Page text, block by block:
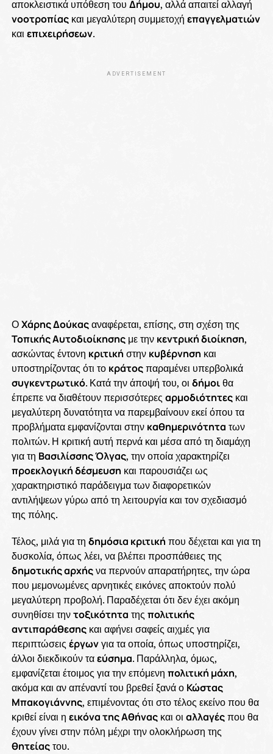
αποκλειστικά υπόθεση του Δήμου, αλλά απαιτεί αλλαγή
νοοτροπίαςκαι μεγαλύτερη συμμετοχή επαγγελματιών
και επιχειρήσεων.
ADVERTISEMENT
ΟΧάρης Δούκαςαναφέρεται, επίσης, στη σχέση της
Τοπικής Αυτοδιοίκησηςμε την κεντρική διοίκηση,
ασκώντας έντονη κριτική στην κυβέρνηση και
υποστηρίζοντας ότι το κράτοςπαραμένει υπερβολικά
συγκεντρωτικό. Κατά την άποψή του, οι δήμοιθα
έπρεπε να διαθέτουν περισσότερες αρμοδιότητεςκαι
μεγαλύτερη δυνατότητα να παρεμβαίνουν εκεί όπου τα
προβλήματα εμφανίζονται στην καθημερινότητα των
πολιτών. Η κριτική αυτή περνά και μέσα από τη διαμάχη
για τη Βασιλίσσης Όλγας, την οποία χαρακτηρίζει
προεκλογική δέσμευση και παρουσιάζει ως
χαρακτηριστικό παράδειγμα των διαφορετικών
αντιλήψεων γύρω από τη λειτουργία και τον σχεδιασμό
της πόλης.
Τέλος, μιλά για τη δημόσια κριτική που δέχεται και για τη
δυσκολία, όπως λέει, να βλέπει προσπάθειες της
δημοτικής αρχήςνα περνούν απαρατήρητες, την ώρα
που μεμονωμένες αρνητικές εικόνες αποκτούν πολύ
μεγαλύτερη προβολή. Παραδέχεται ότι δεν έχει ακόμη
συνηθίσει τηντοξικότητα της πολιτικής
αντιπαράθεσηςκαι αφήνει σαφείς αιχμές για
περιπτώσεις έργωνγια τα οποία, όπως υποστηρίζει,
άλλοι διεκδικούν ταεύσημα. Παράλληλα, όμως,
εμφανίζεται έτοιμος για την επόμενη πολιτική μάχη,
ακόμα και αν απέναντί του βρεθεί ξανά ο Κώστας
Μπακογιάννης, επιμένοντας ότι στο τέλος εκείνο που θα
κριθεί είναι η εικόνα της Αθήναςκαι οι αλλαγέςπου θα
έχουν γίνει στην πόλη μέχρι την ολοκλήρωση της
θητείαςτου.